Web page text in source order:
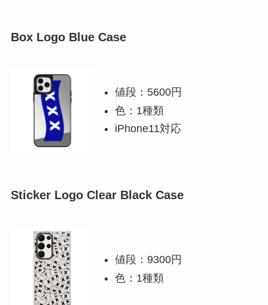
Box Logo Blue Case
値段：5600円
色：1種類
iPhone11対応
Sticker Logo Clear Black Case
値段：9300円
色：1種類